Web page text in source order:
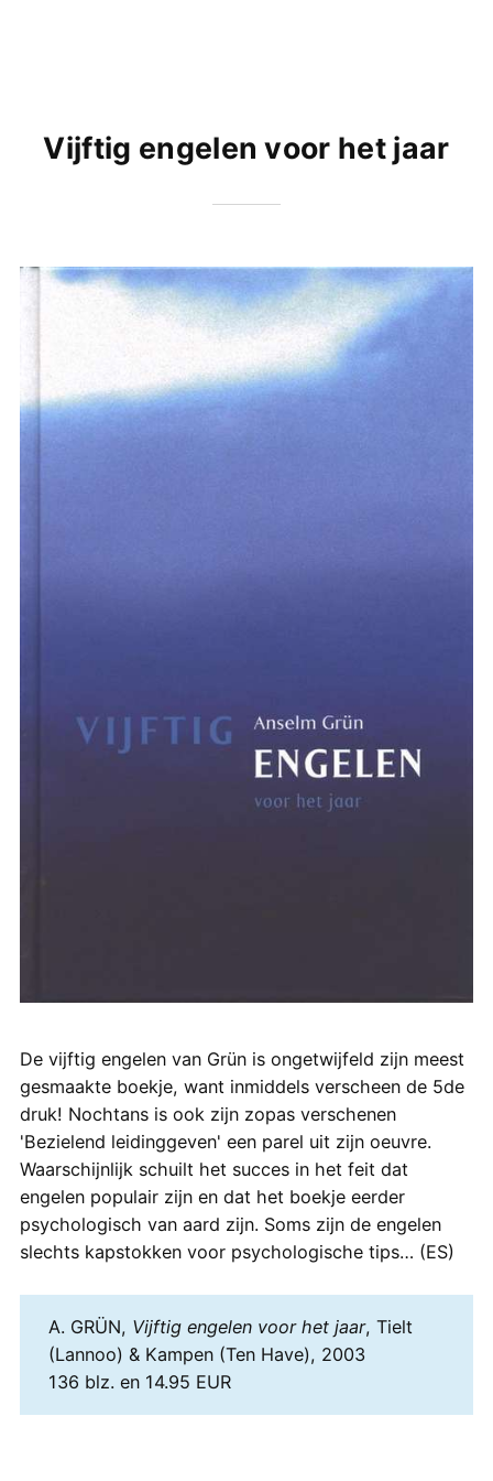
Vijftig engelen voor het jaar
De vijftig engelen van Grün is ongetwijfeld zijn meest
gesmaakte boekje, want inmiddels verscheen de 5de
druk! Nochtans is ook zijn zopas verschenen
'Bezielend leidinggeven' een parel uit zijn oeuvre.
Waarschijnlijk schuilt het succes in het feit dat
engelen populair zijn en dat het boekje eerder
psychologisch van aard zijn. Soms zijn de engelen
slechts kapstokken voor psychologische tips… (ES)
A. GRÜN, Vijftig engelen voor het jaar, Tielt
(Lannoo) & Kampen (Ten Have), 2003
136 blz. en 14.95 EUR